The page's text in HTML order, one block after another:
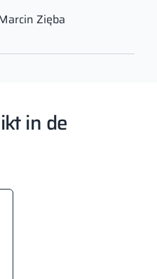
Zięba
in de